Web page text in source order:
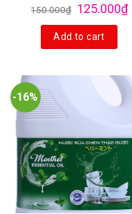
150.000₫ 125.000₫
Add to cart
-16%